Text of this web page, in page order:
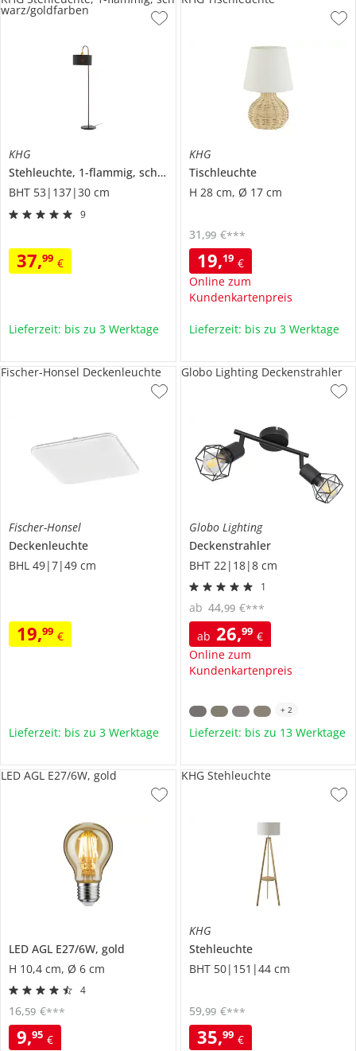
KHG
Stehleuchte, 1-flammig, schwarz/goldfarben
BHT 53|137|30 cm
9
37,99 €
warz/goldfarben
Lieferzeit: bis zu 3 Werktage
KHG
Tischleuchte
H 28 cm, Ø 17 cm
19,19 €
Online zum
Kundenkartenpreis
31 ,99 €***
Lieferzeit: bis zu 3 Werktage
Fischer-Honsel
Deckenleuchte
BHL 49|7|49 cm
19,99 €
Fischer-Honsel Deckenleuchte
Lieferzeit: bis zu 3 Werktage
Globo Lighting
Deckenstrahler
BHT 22|18|8 cm
1
ab 26,99 €
Online zum
Kundenkartenpreis
ab 44,99 €***
Globo Lighting Deckenstrahler
+ 2
Lieferzeit: bis zu 13 Werktage
LED AGL E27/6W, gold
H 10,4 cm, Ø 6 cm
4
9,95 €
16,59 €***
LED AGL E27/6W, gold
KHG
Stehleuchte
BHT 50|151|44 cm
35,99 €
59,99 €***
KHG Stehleuchte